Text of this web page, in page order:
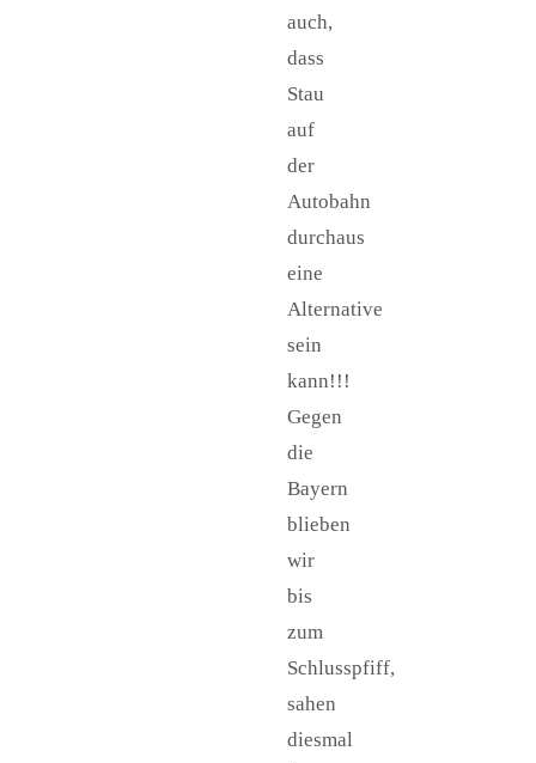
auch,
dass
Stau
auf
der
Autobahn
durchaus
eine
Alternative
sein
kann!!!
Gegen
die
Bayern
blieben
wir
bis
zum
Schlusspfiff,
sahen
diesmal